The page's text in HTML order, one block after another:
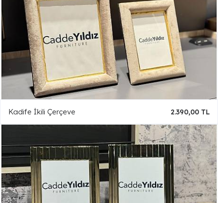
Kadife İkili Çerçeve 2.390,00 TL